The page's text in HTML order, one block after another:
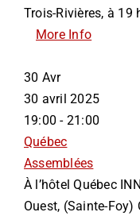
Trois-Rivières, à 19
More Info
30 Avr
30 avril 2025
19:00 - 21:00
Québec
Assemblées
À l’hôtel Québec
Ouest, (Sainte-Foy)